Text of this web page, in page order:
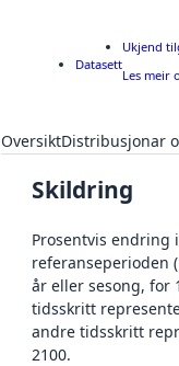
Datasett
Ukjend
Les meir
OversiktDistribusjonar
Skildring
Prosentvis
referanseperioden
år eller sesong, for
tidsskritt
andre tidsskritt
2100.